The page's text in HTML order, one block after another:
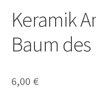
Keramik
Baum
6,00 €